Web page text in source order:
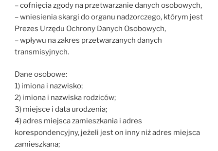
– cofnięcia zgody na przetwarzanie danych osobowych,
– wniesienia skargi do organu nadzorczego, którym jest
Prezes Urzędu Ochrony Danych Osobowych,
– wpływu na zakres przetwarzanych danych
transmisyjnych.
Dane osobowe:
1) imiona i nazwisko;
2) imiona i nazwiska rodziców;
3) miejsce i data urodzenia;
4) adres miejsca zamieszkania i adres
korespondencyjny, jeżeli jest on inny niż adres miejsca
zamieszkana;